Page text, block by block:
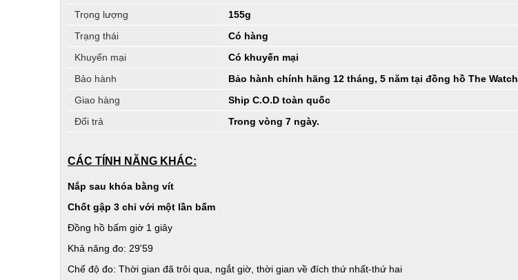
Trọng lượng
155g
Trạng thái
Có hàng
Khuyến mại
Có khuyến mại
Bảo hành
Bảo hành chính hãng 12 tháng, 5 năm tại đồng hồ The Watch
Giao hàng
Ship C.O.D toàn quốc
Đổi trả
Trong vòng 7 ngày.
CÁC TÍNH NĂNG KHÁC:
Nắp sau khóa bằng vít
Chốt gập 3 chỉ với một lần bấm
Đồng hồ bấm giờ 1 giây
Khả năng đo: 29'59
Chế độ đo: Thời gian đã trôi qua, ngắt giờ, thời gian về đích thứ nhất-thứ hai